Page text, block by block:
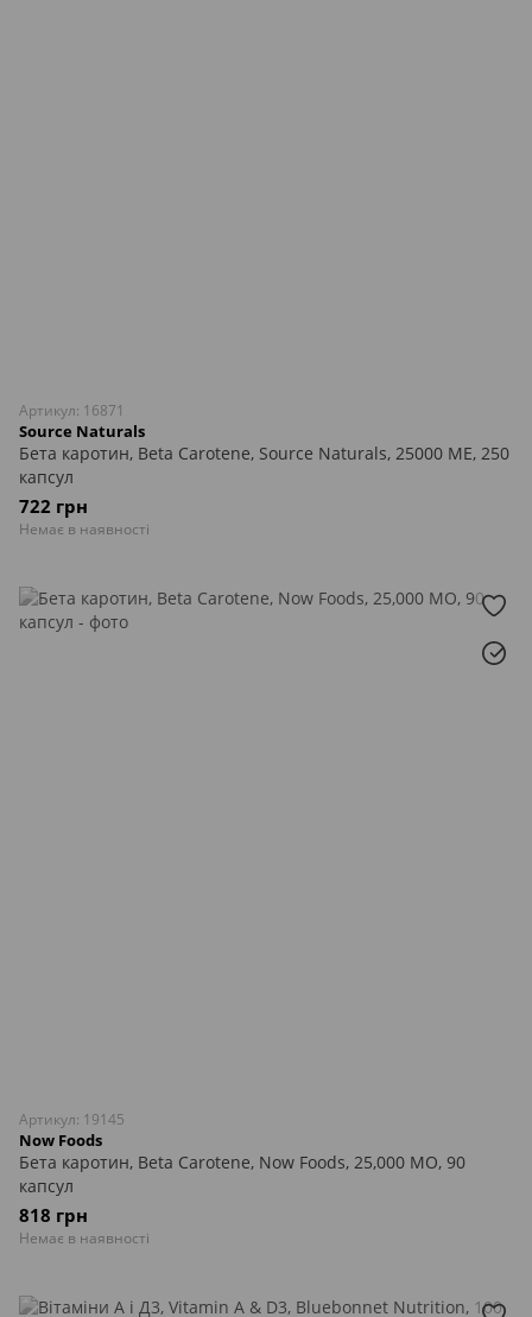
Артикул: 16871
Source Naturals
Бета каротин, Beta Carotene, Source Naturals, 25000 ME, 250
капсул
722 грн
Немає в наявності
Артикул: 19145
Now Foods
Бета каротин, Beta Carotene, Now Foods, 25,000 МО, 90
капсул
818 грн
Немає в наявності